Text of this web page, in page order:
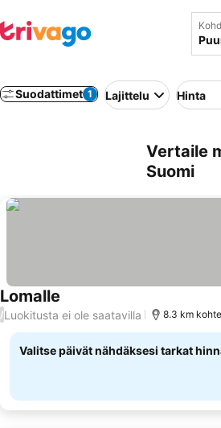
Suodattimet 1 Lajittelu Hinta
Vertaile
Suomi
Lomalle
/Luokitusta ei ole saatavilla 8.3 km
Valitse päivät nähdäksesi tarkat